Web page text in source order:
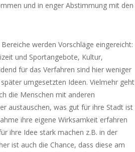
und in enger Abstimmung mit den
werden Vorschläge eingereicht:
und Sportangebote, Kultur,
für das Verfahren sind hier weniger
umgesetzten Ideen. Vielmehr geht
die Menschen mit anderen
austauschen, was gut für ihre Stadt ist
ihre eigene Wirksamkeit erfahren
ihre Idee stark machen z.B. in der
ist auch die Chance, dass diese am